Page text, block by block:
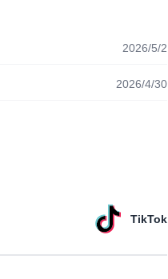
2026/5/2
2026/4/30
TikTok